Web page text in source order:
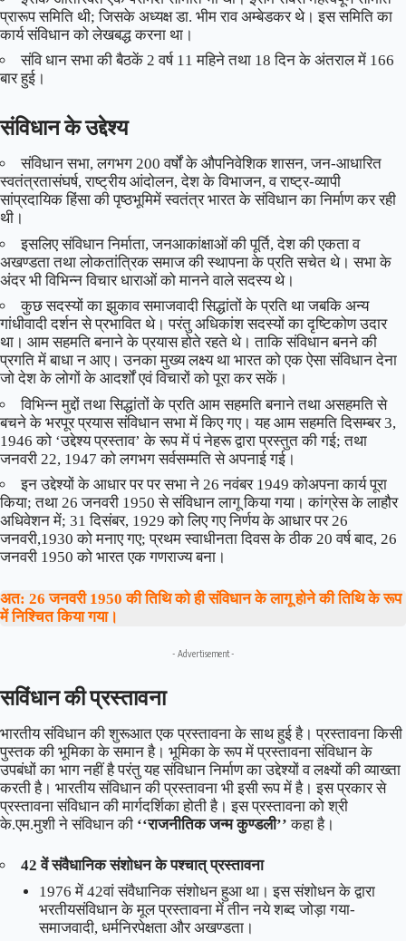
प्रारूप समिति थी; जिसके अध्यक्ष डा. भीम राव अम्बेडकर थे। इस समिति का
कार्य संविधान को लेखबद्ध करना था।
संवि धान सभा की बैठकें 2 वर्ष 11 महिने तथा 18 दिन के अंतराल में 166
बार हुई।
संविधान के उद्देश्य
संविधान सभा, लगभग 200 वर्षों के औपनिवेशिक शासन, जन-आधारित
स्वतंत्रतासंघर्ष, राष्ट्रीय आंदोलन, देश के विभाजन, व राष्ट्र-व्यापी
सांप्रदायिक हिंसा की पृष्ठभूमिमें स्वतंत्र भारत के संविधान का निर्माण कर रही
थी।
इसलिए संविधान निर्माता, जनआकांक्षाओं की पूर्ति, देश की एकता व
अखण्डता तथा लोकतांत्रिक समाज की स्थापना के प्रति सचेत थे। सभा के
अंदर भी विभिन्न विचार धाराओं को मानने वाले सदस्य थे।
कुछ सदस्यों का झुकाव समाजवादी सिद्धांतों के प्रति था जबकि अन्य
गांधीवादी दर्शन से प्रभावित थे। परंतु अधिकांश सदस्यों का दृष्टिकोण उदार
था। आम सहमति बनाने के प्रयास होते रहते थे। ताकि संविधान बनने की
प्रगति में बाधा न आए। उनका मुख्य लक्ष्य था भारत को एक ऐसा संविधान देना
जो देश के लोगों के आदर्शों एवं विचारों को पूरा कर सकें।
विभिन्न मुद्दों तथा सिद्धांतों के प्रति आम सहमति बनाने तथा असहमति से
बचने के भरपूर प्रयास संविधान सभा में किए गए। यह आम सहमति दिसम्बर 3,
1946 को ‘उद्देश्य प्रस्ताव’ के रूप में पं नेहरू द्वारा प्रस्तुत की गई; तथा
जनवरी 22, 1947 को लगभग सर्वसम्मति से अपनाई गई।
इन उद्देश्यों के आधार पर पर सभा ने 26 नवंबर 1949 कोअपना कार्य पूरा
किया; तथा 26 जनवरी 1950 से संविधान लागू किया गया। कांग्रेस के लाहौर
अधिवेशन में; 31 दिसंबर, 1929 को लिए गए निर्णय के आधार पर 26
जनवरी,1930 को मनाए गए; प्रथम स्वाधीनता दिवस के ठीक 20 वर्ष बाद, 26
जनवरी 1950 को भारत एक गणराज्य बना।
अत: 26 जनवरी 1950 की तिथि को ही संविधान के लागू होने की तिथि के रूप
में निश्चित किया गया।
- Advertisement -
सविंधान की प्रस्तावना
भारतीय संविधान की शुरूआत एक प्रस्तावना के साथ हुई है। प्रस्तावना किसी
पुस्तक की भूमिका के समान है। भूमिका के रूप में प्रस्तावना संविधान के
उपबंधों का भाग नहीं है परंतु यह संविधान निर्माण का उद्देश्यों व लक्ष्यों की व्याख्ता
करती है। भारतीय संविधान की प्रस्तावना भी इसी रूप में है। इस प्रकार से
प्रस्तावना संविधान की मार्गदर्शिका होती है। इस प्रस्तावना को श्री
के.एम.मुशी ने संविधान की ‘‘राजनीतिक जन्म कुण्डली’’ कहा है।
42 वें संवैधानिक संशोधन के पश्चात् प्रस्तावना
1976 में 42वां संवैधानिक संशोधन हुआ था। इस संशोधन के द्वारा
भरतीयसंविधान के मूल प्रस्तावना में तीन नये शब्द जोड़ा गया-
समाजवादी, धर्मनिरपेक्षता और अखण्डता।